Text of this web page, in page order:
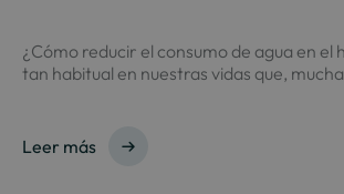
¿Cómo reducir el consumo de agua en el
tan habitual en nuestras vidas que,
Leer más